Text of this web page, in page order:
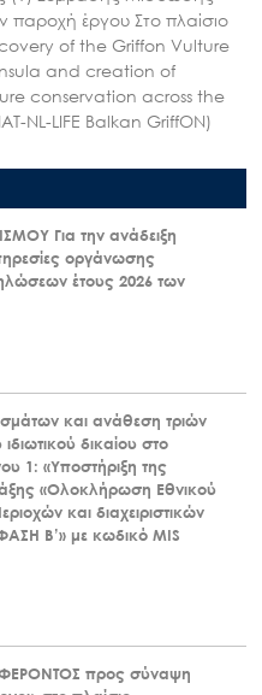
παροχή έργου Στο πλαίσιο
of the Griffon Vulture
and creation of
conservation across the
NL-LIFE Balkan GriffON)
Για την ανάδειξη
οργάνωσης
έτους 2026 των
και ανάθεση τριών
δικαίου στο
1: «Υποστήριξη της
«Ολοκλήρωση Εθνικού
και διαχειριστικών
Β’» με κωδικό MIS
προς σύναψη